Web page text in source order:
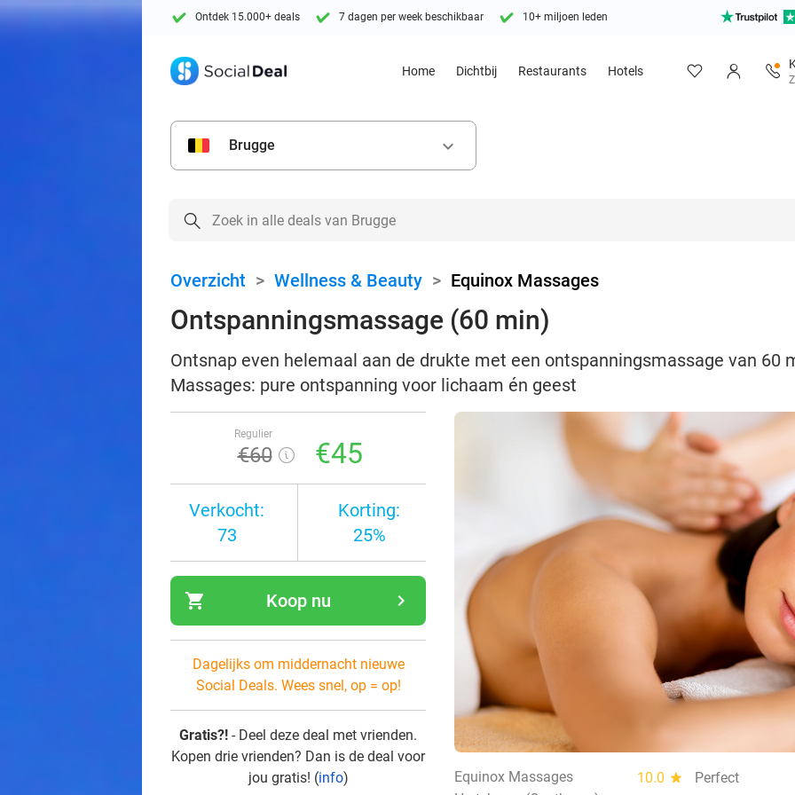
Ontdek 15.000+ deals 7 dagen per week beschikbaar 10+ miljoen leden
Home Dichtbij Restaurants Hotels
Brugge keyboard_arrow_down
Overzicht > Wellness & Beauty > Equinox Massages
Ontspanningsmassage (60 min)
Ontsnap even helemaal aan de drukte met een ontspanningsmassage van 60
Massages: pure ontspanning voor lichaam én geest
Regulier
€60 €45
Verkocht:
73
Korting:
25%
shopping_cart navigate_next
Koop nu
Dagelijks om middernacht nieuwe
Social Deals. Wees snel, op = op!
Gratis?! - Deel deze deal met vrienden.
Kopen drie vrienden? Dan is de deal voor
jou gratis! (info) Equinox Massages 10.0 star
Perfect